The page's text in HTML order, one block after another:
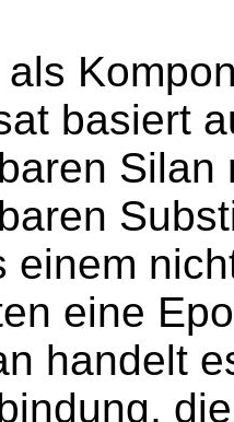
als
basiert
einem
eine
handelt